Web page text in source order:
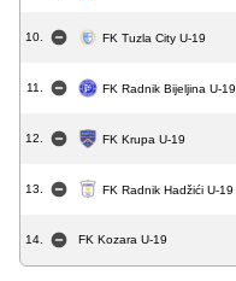
10. FK Tuzla City U-19
11. FK Radnik Bijeljina U-19
12. FK Krupa U-19
13. FK Radnik Hadžići U-19
14. FK Kozara U-19